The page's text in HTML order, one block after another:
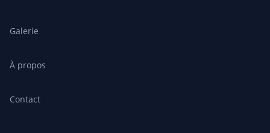
Galerie
À propos
Contact